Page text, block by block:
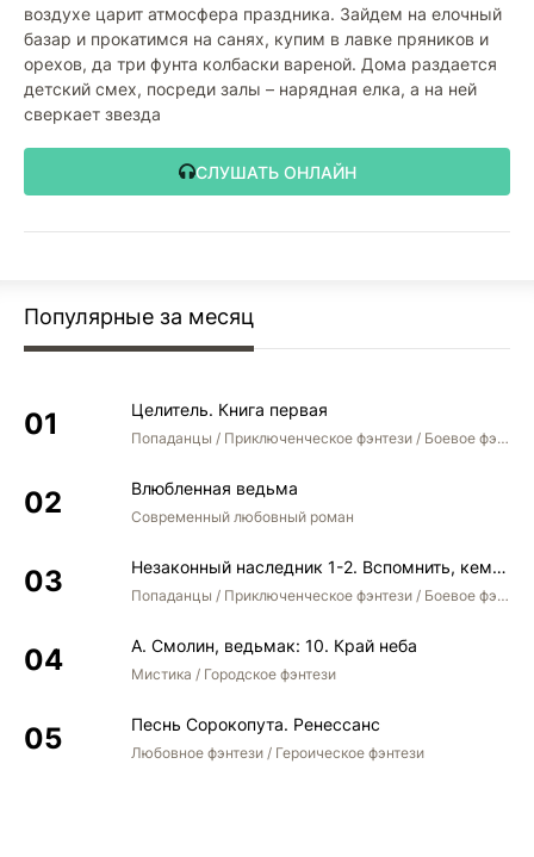
воздухе царит атмосфера праздника. Зайдем на елочный
базар и прокатимся на санях, купим в лавке пряников и
орехов, да три фунта колбаски вареной. Дома раздается
детский смех, посреди залы – нарядная елка, а на ней
сверкает звезда
СЛУШАТЬ ОНЛАЙН
Популярные за месяц
Целитель. Книга первая
Попаданцы / Приключенческое фэнтези / Боевое фэнтези
Влюбленная ведьма
Современный любовный роман
Незаконный наследник 1-2. Вспомнить, кем был. Стать собой. Остаться собой
Попаданцы / Приключенческое фэнтези / Боевое фэнтези / Юмористическое фэнтези
А. Смолин, ведьмак: 10. Край неба
Мистика / Городское фэнтези
Песнь Сорокопута. Ренессанс
Любовное фэнтези / Героическое фэнтези